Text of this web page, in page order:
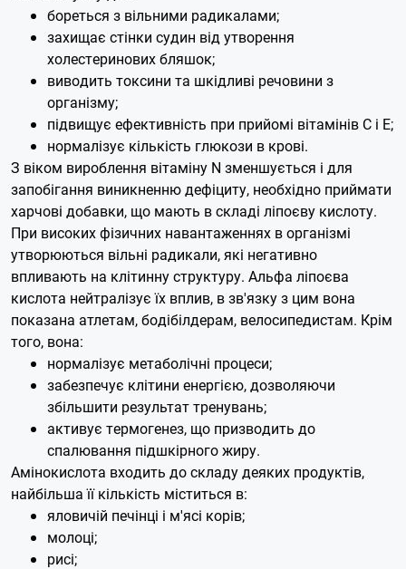
бореться з вільними радикалами;
захищає стінки судин від утворення
холестеринових бляшок;
виводить токсини та шкідливі речовини з
організму;
підвищує ефективність при прийомі вітамінів С і Е;
нормалізує кількість глюкози в крові.
З віком вироблення вітаміну N зменшується і для
запобігання виникненню дефіциту, необхідно приймати
харчові добавки, що мають в складі ліпоєву кислоту.
При високих фізичних навантаженнях в організмі
утворюються вільні радикали, які негативно
впливають на клітинну структуру. Альфа ліпоєва
кислота нейтралізує їх вплив, в зв'язку з цим вона
показана атлетам, бодібілдерам, велосипедистам. Крім
того, вона:
нормалізує метаболічні процеси;
забезпечує клітини енергією, дозволяючи
збільшити результат тренувань;
активує термогенез, що призводить до
спалювання підшкірного жиру.
Амінокислота входить до складу деяких продуктів,
найбільша її кількість міститься в:
яловичій печінці і м'ясі корів;
молоці;
рисі;